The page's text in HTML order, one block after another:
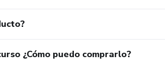
¿Cómo puedo comprarlo?